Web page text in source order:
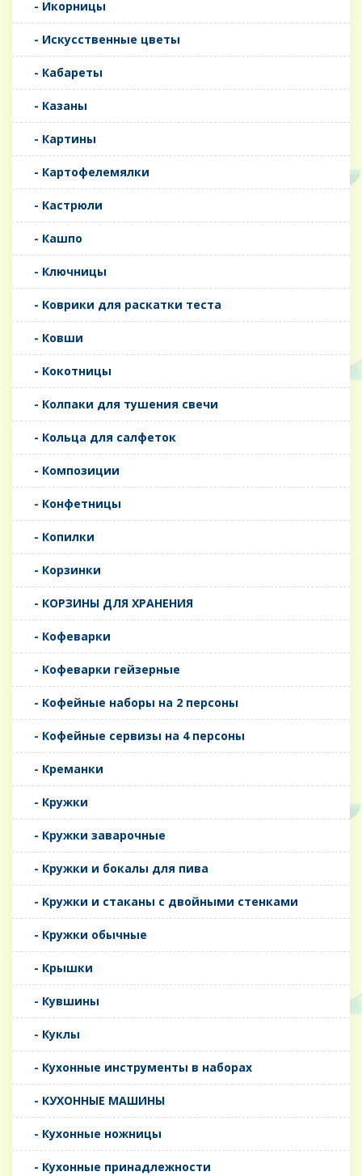
- Икорницы
- Искусственные цветы
- Кабареты
- Казаны
- Картины
- Картофелемялки
- Кастрюли
- Кашпо
- Ключницы
- Коврики для раскатки теста
- Ковши
- Кокотницы
- Колпаки для тушения свечи
- Кольца для салфеток
- Композиции
- Конфетницы
- Копилки
- Корзинки
- КОРЗИНЫ ДЛЯ ХРАНЕНИЯ
- Кофеварки
- Кофеварки гейзерные
- Кофейные наборы на 2 персоны
- Кофейные сервизы на 4 персоны
- Креманки
- Кружки
- Кружки заварочные
- Кружки и бокалы для пива
- Кружки и стаканы с двойными стенками
- Кружки обычные
- Крышки
- Кувшины
- Куклы
- Кухонные инструменты в наборах
- КУХОННЫЕ МАШИНЫ
- Кухонные ножницы
- Кухонные принадлежности